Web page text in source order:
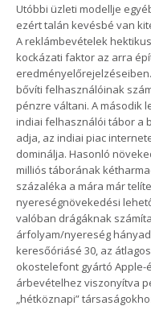
Utóbbi üzleti modellje
ezért talán kevésbé van
A reklámbevételek
kockázati faktor az arra
bővíti felhasználóinak
pénzre váltani. A második
indiai felhasználói tábor a
adja, az indiai piac
dominálja. Hasonló
milliós táborának
százaléka a mára már
nyereségnövekedési
valóban drágáknak
árfolyam/nyereség
keresőóriásé 30, az
okostelefont gyártó Apple-
árbevételhez viszonyítva
„hétköznapi”